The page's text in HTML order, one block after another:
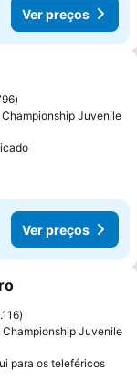
Ver preços
favoritos
Juvenile
Ver preços
favoritos
Juvenile
para os teleféricos